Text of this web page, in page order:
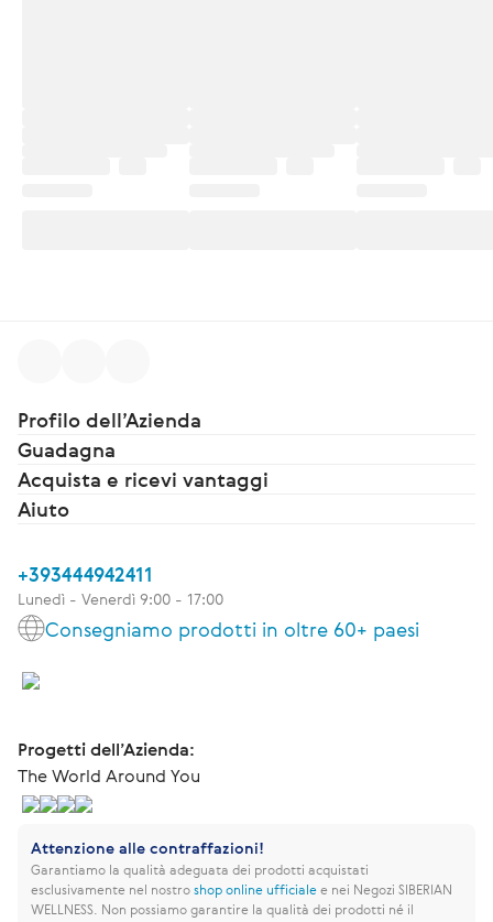
Profilo dell’Azienda
Guadagna
Acquista e ricevi vantaggi
Aiuto
+393444942411
Lunedì - Venerdì 9:00 - 17:00
Consegniamo prodotti in oltre 60+ paesi
Progetti dell’Azienda:
The World Around You
Attenzione alle contraffazioni!
Garantiamo la qualità adeguata dei prodotti acquistati
esclusivamente nel nostroshop online ufficialee nei Negozi SIBERIAN
WELLNESS. Non possiamo garantire la qualità dei prodotti né il